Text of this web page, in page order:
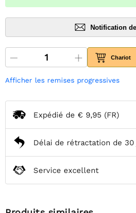
Notification
Chariot
Afficher les remises progressives
Expédié de € 9,95 (FR)
Délai de rétractation de 30
Service excellent